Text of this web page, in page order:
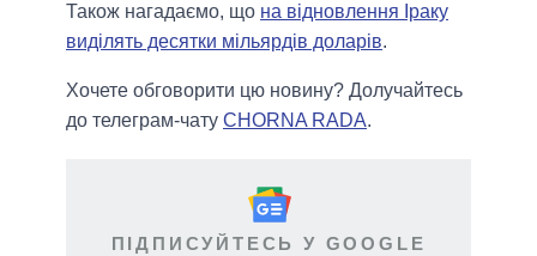
Також нагадаємо, що на відновлення Іраку
виділять десятки мільярдів доларів.
Хочете обговорити цю новину? Долучайтесь
до телеграм-чату CHORNA RADA.
ПІДПИСУЙТЕСЬ У GOOGLE